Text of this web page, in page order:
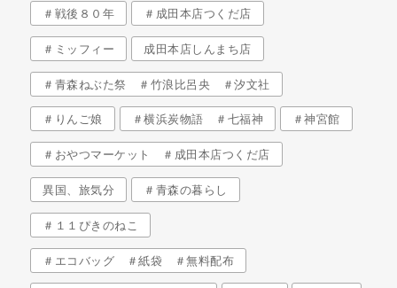
＃戦後８０年 ＃成田本店つくだ店
＃ミッフィー 成田本店しんまち店
＃青森ねぶた祭 ＃竹浪比呂央 ＃汐文社
＃りんご娘 ＃横浜炭物語 ＃七福神 ＃神宮館
＃おやつマーケット ＃成田本店つくだ店
異国、旅気分 ＃青森の暮らし
＃１１ぴきのねこ
＃エコバッグ ＃紙袋 ＃無料配布